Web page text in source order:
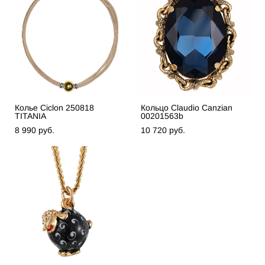
Колье Ciclon 250818
TITANIA
8 990 pуб.
Кольцо Claudio Canzian
00201563b
10 720 pуб.